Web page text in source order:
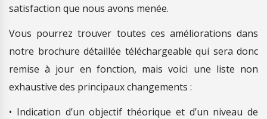
satisfaction que nous avons menée.
Vous pourrez trouver toutes ces améliorations dans
notre brochure détaillée téléchargeable qui sera donc
remise à jour en fonction, mais voici une liste non
exhaustive des principaux changements :
• Indication d’un objectif théorique et d’un niveau de